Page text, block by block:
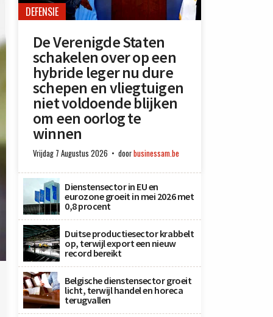
DEFENSIE
De Verenigde Staten
schakelen over op een
hybride leger nu dure
schepen en vliegtuigen
niet voldoende blijken
om een oorlog te
winnen
Vrijdag 7 Augustus 2026 doorbusinessam.be
Dienstensector in EU en
eurozone groeit in mei 2026 met
0,8 procent
Duitse productiesector krabbelt
op, terwijl export een nieuw
record bereikt
Belgische dienstensector groeit
licht, terwijl handel en horeca
terugvallen